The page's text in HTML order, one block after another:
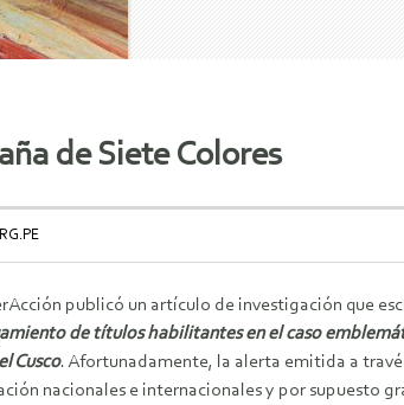
de Siete Colores
publicó un artículo de investigación que
de títulos habilitantes en el caso
Cusco. Afortunadamente, la alerta emitida a
nacionales e internacionales y por supuesto